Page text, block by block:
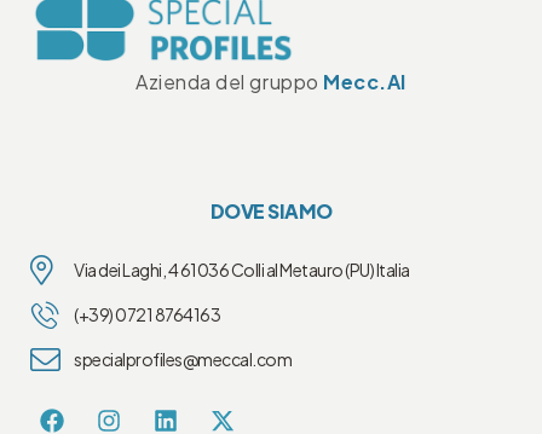
Azienda del gruppo Mecc.Al
DOVE SIAMO
Via dei Laghi, 4 61036 Colli al Metauro (PU) Italia
(+39) 0721 8764163
specialprofiles@meccal.com